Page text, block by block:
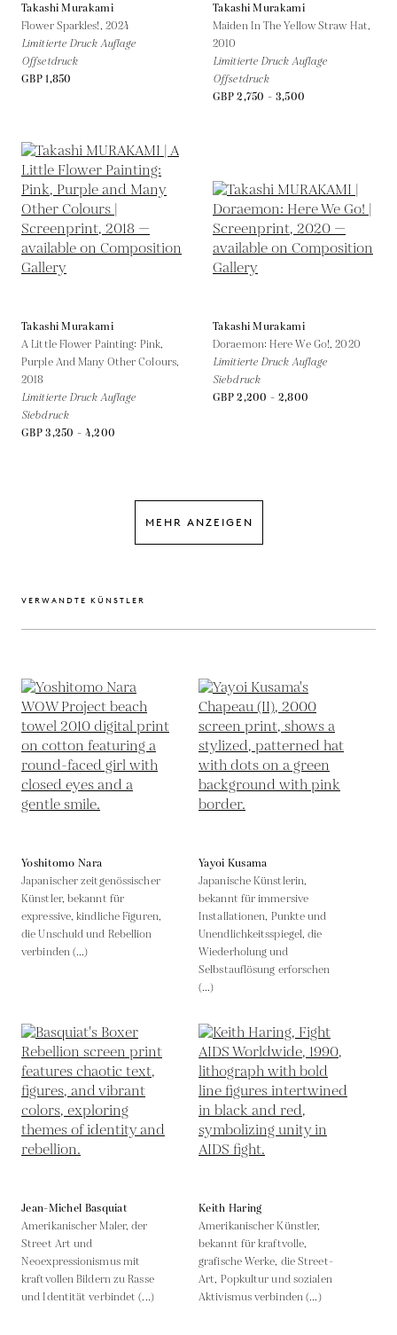
Takashi Murakami
Flower Sparkles!, 2024
Limitierte Druck Auflage
Offsetdruck
GBP 1,850
Takashi Murakami
Maiden In The Yellow Straw Hat,
2010
Limitierte Druck Auflage
Offsetdruck
GBP 2,750 - 3,500
Takashi Murakami
A Little Flower Painting: Pink,
Purple And Many Other Colours,
2018
Limitierte Druck Auflage
Siebdruck
GBP 3,250 - 4,200
Takashi Murakami
Doraemon: Here We Go!,2020
Limitierte Druck Auflage
Siebdruck
GBP 2,200 - 2,800
MEHR ANZEIGEN
VERWANDTE KÜNSTLER
Yoshitomo Nara
Japanischer zeitgenössischer
Künstler, bekannt für
expressive, kindliche Figuren,
die Unschuld und Rebellion
verbinden (...)
Yayoi Kusama
Japanische Künstlerin,
bekannt für immersive
Installationen, Punkte und
Unendlichkeitsspiegel, die
Wiederholung und
Selbstauflösung erforschen
(...)
Jean-Michel Basquiat
Amerikanischer Maler, der
Street Art und
Neoexpressionismus mit
kraftvollen Bildern zu Rasse
und Identität verbindet (...)
Keith Haring
Amerikanischer Künstler,
bekannt für kraftvolle,
grafische Werke, die Street-
Art, Popkultur und sozialen
Aktivismus verbinden (...)